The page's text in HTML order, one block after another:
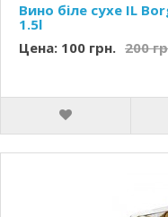
Вино біле сухе IL
1.5l
Цена: 100 грн. 200